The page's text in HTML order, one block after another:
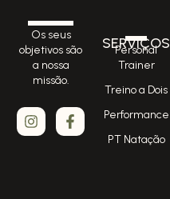
Os seus
objetivos são
a nossa
missão.
SERVIÇOS
Personal
Trainer
Treino a Dois
Performance
PT Natação